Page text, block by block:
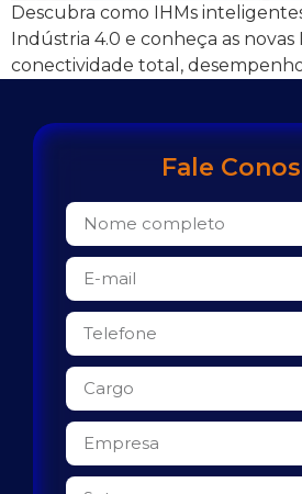
Descubra como IHMs
Indústria 4.0 e conheça as novas
conectividade total,
Fale